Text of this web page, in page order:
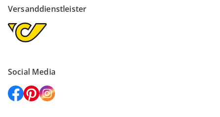
Versanddienstleister
Social Media